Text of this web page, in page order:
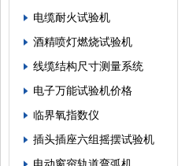
电缆耐火试验机
酒精喷灯燃烧试验机
线缆结构尺寸测量系统
电子万能试验机价格
临界氧指数仪
插头插座六组摇摆试验机